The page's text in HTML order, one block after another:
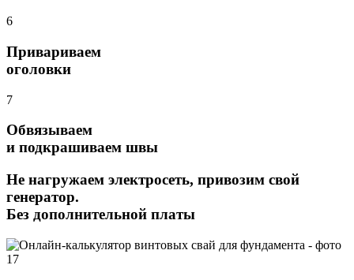
6
Привариваем
оголовки
7
Обвязываем
и подкрашиваем швы
Не нагружаем электросеть, привозим свой
генератор.
Без дополнительной платы